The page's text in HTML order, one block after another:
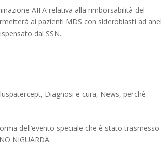
AIFA relativa alla rimborsabilità del
ai pazienti MDS con sideroblasti ad
dal SSN.
, Diagnosi e cura, News,perchè
dell’evento speciale che è stato trasmesso
NIGUARDA.